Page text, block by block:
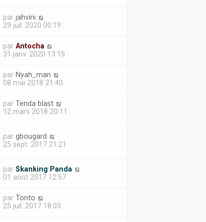
par jahvini
29 juil. 2020 00:19
par Antocha
31 janv. 2020 13:15
par Nyah_man
08 mai 2018 21:40
par Tenda blast
12 mars 2018 20:11
par gbougard
25 sept. 2017 21:21
par Skanking Panda
01 août 2017 12:57
par Tonto
25 juil. 2017 18:03